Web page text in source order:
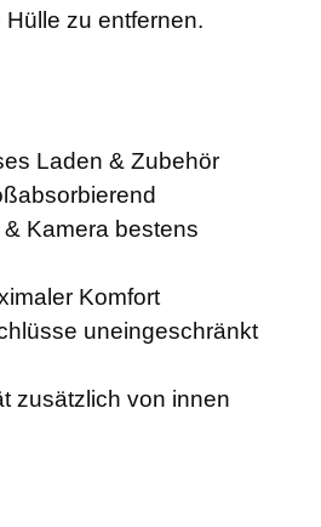
zu entfernen.
Laden & Zubehör
Kamera bestens
Komfort
uneingeschränkt
zusätzlich von innen